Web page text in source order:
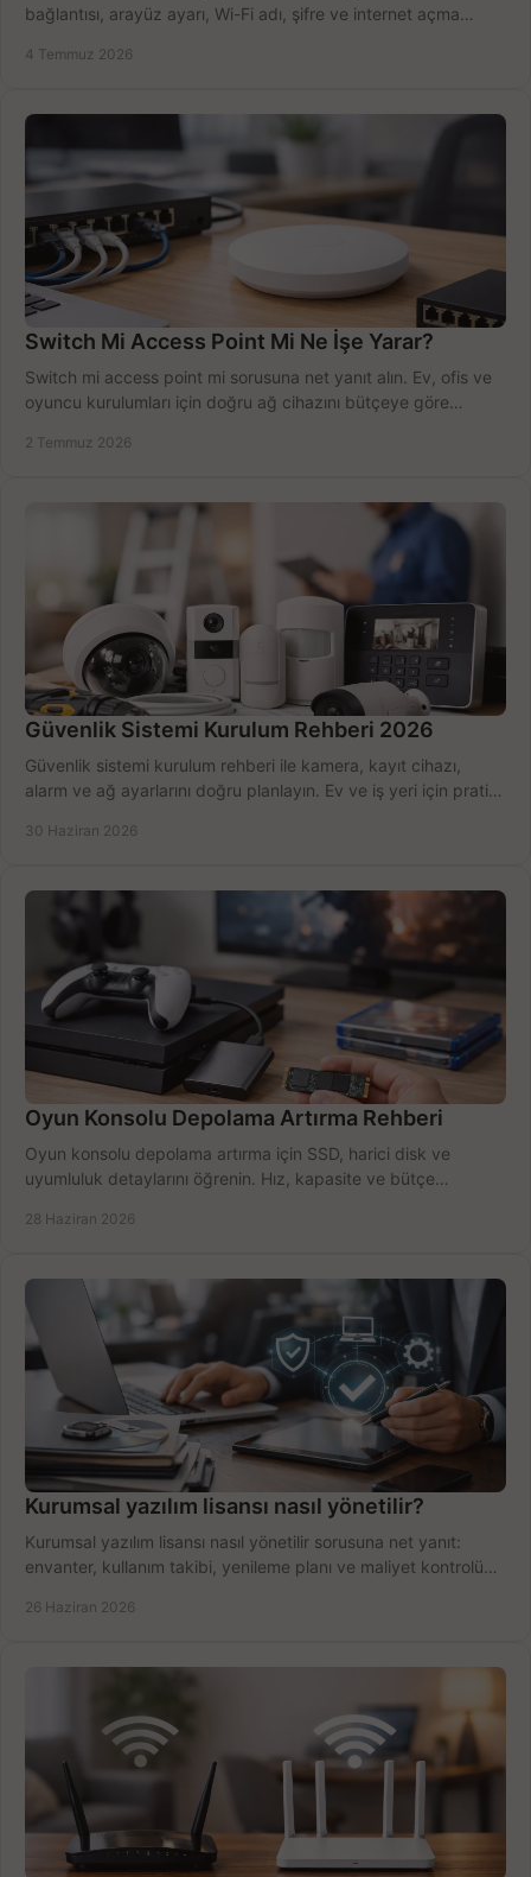
bağlantısı, arayüz ayarı, Wi-Fi adı, şifre ve internet açma
4 Temmuz 2026
Switch Mi Access Point Mi Ne İşe Yarar?
Switch mi access point mi sorusuna net yanıt alın. Ev, ofis ve
oyuncu kurulumları için doğru ağ cihazını bütçeye göre
2 Temmuz 2026
Güvenlik Sistemi Kurulum Rehberi 2026
Güvenlik sistemi kurulum rehberi ile kamera, kayıt cihazı,
alarm ve ağ ayarlarını doğru planlayın. Ev ve iş yeri için pratik
30 Haziran 2026
Oyun Konsolu Depolama Artırma Rehberi
Oyun konsolu depolama artırma için SSD, harici disk ve
uyumluluk detaylarını öğrenin. Hız, kapasite ve bütçe
28 Haziran 2026
Kurumsal yazılım lisansı nasıl yönetilir?
Kurumsal yazılım lisansı nasıl yönetilir sorusuna net yanıt:
envanter, kullanım takibi, yenileme planı ve maliyet kontrolü
26 Haziran 2026